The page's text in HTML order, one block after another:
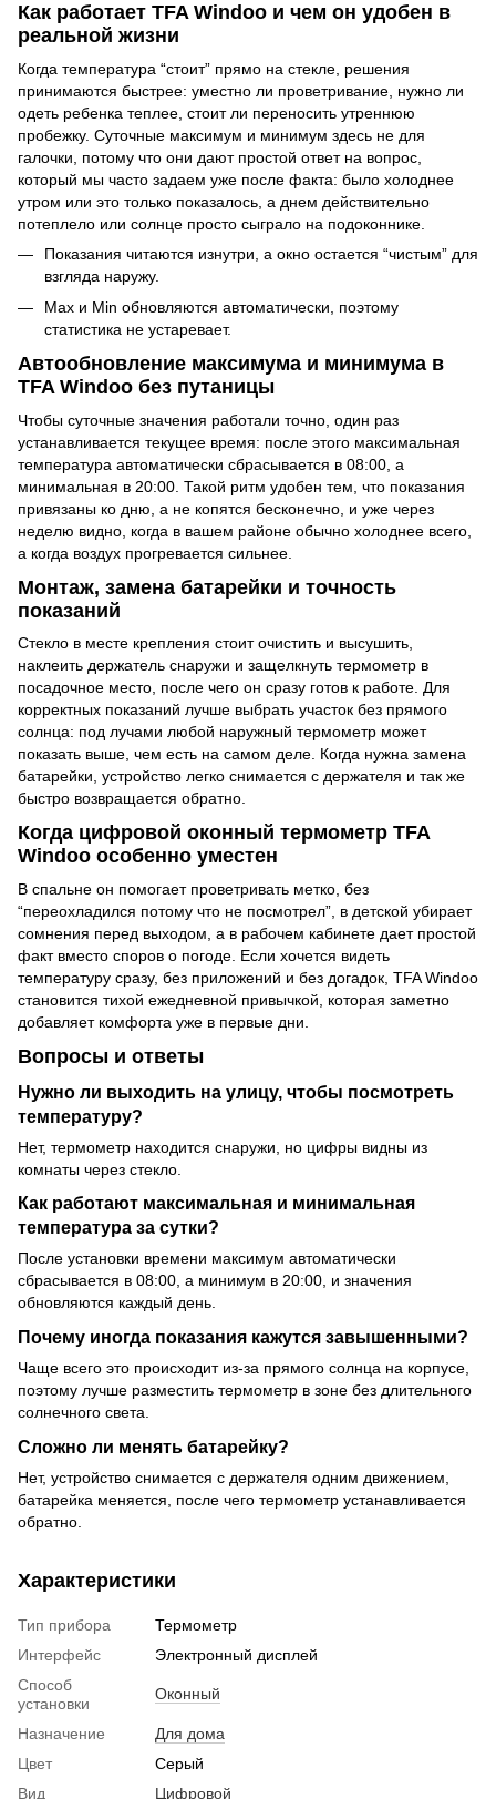
Как работает TFA Windoo и чем он удобен в
реальной жизни
Когда температура “стоит” прямо на стекле, решения
принимаются быстрее: уместно ли проветривание, нужно ли
одеть ребенка теплее, стоит ли переносить утреннюю
пробежку. Суточные максимум и минимум здесь не для
галочки, потому что они дают простой ответ на вопрос,
который мы часто задаем уже после факта: было холоднее
утром или это только показалось, а днем действительно
потеплело или солнце просто сыграло на подоконнике.
Показания читаются изнутри, а окно остается “чистым” для
взгляда наружу.
Max и Min обновляются автоматически, поэтому
статистика не устаревает.
Автообновление максимума и минимума в
TFA Windoo без путаницы
Чтобы суточные значения работали точно, один раз
устанавливается текущее время: после этого максимальная
температура автоматически сбрасывается в 08:00, а
минимальная в 20:00. Такой ритм удобен тем, что показания
привязаны ко дню, а не копятся бесконечно, и уже через
неделю видно, когда в вашем районе обычно холоднее всего,
а когда воздух прогревается сильнее.
Монтаж, замена батарейки и точность
показаний
Стекло в месте крепления стоит очистить и высушить,
наклеить держатель снаружи и защелкнуть термометр в
посадочное место, после чего он сразу готов к работе. Для
корректных показаний лучше выбрать участок без прямого
солнца: под лучами любой наружный термометр может
показать выше, чем есть на самом деле. Когда нужна замена
батарейки, устройство легко снимается с держателя и так же
быстро возвращается обратно.
Когда цифровой оконный термометр TFA
Windoo особенно уместен
В спальне он помогает проветривать метко, без
“переохладился потому что не посмотрел”, в детской убирает
сомнения перед выходом, а в рабочем кабинете дает простой
факт вместо споров о погоде. Если хочется видеть
температуру сразу, без приложений и без догадок, TFA Windoo
становится тихой ежедневной привычкой, которая заметно
добавляет комфорта уже в первые дни.
Вопросы и ответы
Нужно ли выходить на улицу, чтобы посмотреть
температуру?
Нет, термометр находится снаружи, но цифры видны из
комнаты через стекло.
Как работают максимальная и минимальная
температура за сутки?
После установки времени максимум автоматически
сбрасывается в 08:00, а минимум в 20:00, и значения
обновляются каждый день.
Почему иногда показания кажутся завышенными?
Чаще всего это происходит из-за прямого солнца на корпусе,
поэтому лучше разместить термометр в зоне без длительного
солнечного света.
Сложно ли менять батарейку?
Нет, устройство снимается с держателя одним движением,
батарейка меняется, после чего термометр устанавливается
обратно.
Характеристики
Тип прибора
Термометр
Интерфейс
Электронный дисплей
Способ
установки
Оконный
Назначение
Для дома
Цвет
Серый
Вид
Цифровой